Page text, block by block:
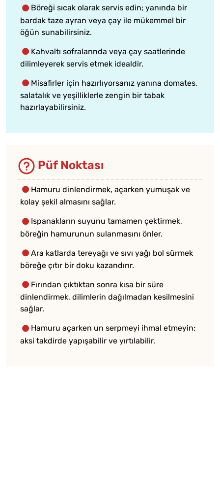
Böreği sıcak olarak servis edin; yanında bir
bardak taze ayran veya çay ile mükemmel bir
öğün sunabilirsiniz.
Kahvaltı sofralarında veya çay saatlerinde
dilimleyerek servis etmek idealdir.
Misafirler için hazırlıyorsanız yanına domates,
salatalık ve yeşilliklerle zengin bir tabak
hazırlayabilirsiniz.
Püf Noktası
Hamuru dinlendirmek, açarken yumuşak ve
kolay şekil almasını sağlar.
Ispanakların suyunu tamamen çektirmek,
böreğin hamurunun sulanmasını önler.
Ara katlarda tereyağı ve sıvı yağı bol sürmek
böreğe çıtır bir doku kazandırır.
Fırından çıktıktan sonra kısa bir süre
dinlendirmek, dilimlerin dağılmadan kesilmesini
sağlar.
Hamuru açarken un serpmeyi ihmal etmeyin;
aksi takdirde yapışabilir ve yırtılabilir.